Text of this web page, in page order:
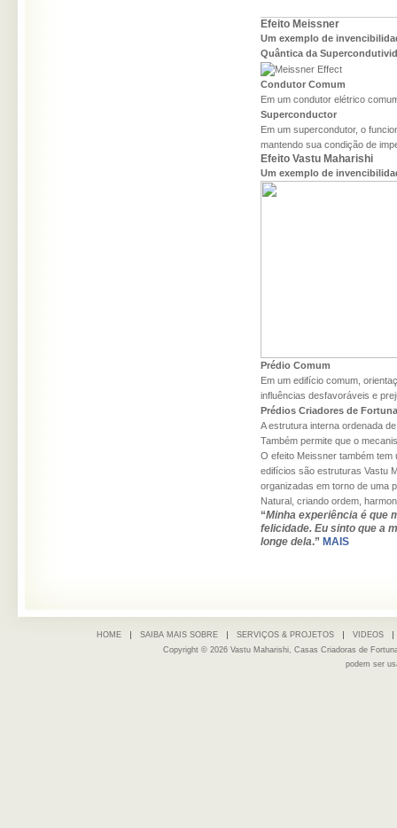
Efeito Meissner
Um exemplo de
Quântica da
Condutor Comum
Em um condutor elétrico
Superconductor
Em um supercondutor, o
mantendo sua condição de
Efeito Vastu Maharishi
Um exemplo de
Prédio Comum
Em um edifício comum,
influências desfavoráveis e
Prédios Criadores de Fortuna
A estrutura interna ordenada
Também permite que o
O efeito Meissner também
edifícios são estruturas Vastu
organizadas em torno de uma
Natural, criando ordem,
“Minha experiência é que
felicidade. Eu sinto que a
longe dela.” MAIS
HOME SAIBA MAIS SOBRE SERVIÇOS & PROJETOS
VIDEOS
Copyright © 2026 Vastu Maharishi, Casas Criadoras de
podem ser